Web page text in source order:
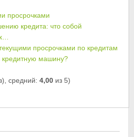
просрочками
кредита: что собой
просрочками по кредитам
машину?
средний:4,00 из 5)